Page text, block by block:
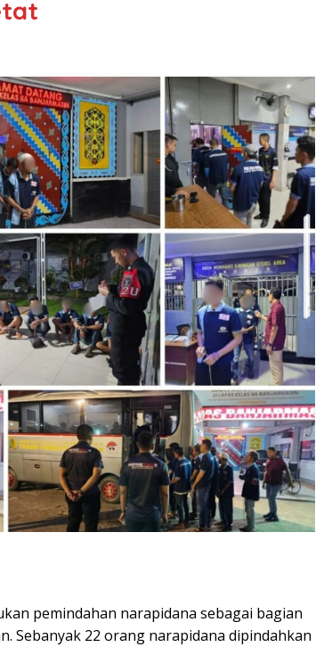
pemindahan narapidana sebagai bagian
Sebanyak 22 orang narapidana dipindahkan